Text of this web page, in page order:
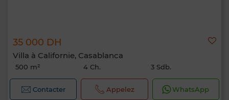
35 000 DH
Villa à Californie, Casablanca
500 m² 4 Ch. 3 Sdb.
Contacter Appelez WhatsApp